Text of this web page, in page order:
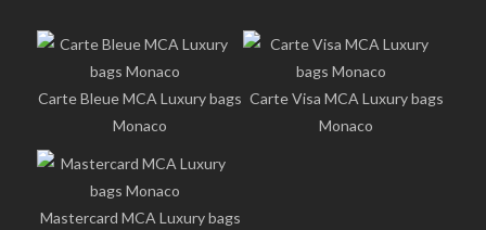
Carte Bleue MCA Luxury bags
Monaco
Carte Visa MCA Luxury bags
Monaco
Mastercard MCA Luxury bags